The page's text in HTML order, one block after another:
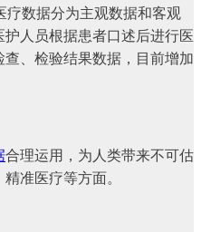
数据分为主观数据和客观
人员根据患者口述后进行医
、检验结果数据，目前增加
合理运用，为人类带来不可估
准医疗等方面。